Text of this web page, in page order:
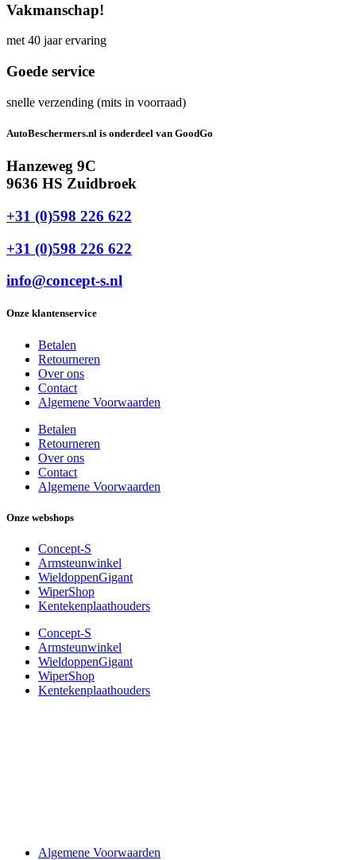
Vakmanschap!
met 40 jaar ervaring
Goede service
snelle verzending (mits in voorraad)
AutoBeschermers.nl is onderdeel van GoodGo
Hanzeweg 9C
9636 HS Zuidbroek
+31 (0)598 226 622
+31 (0)598 226 622
info@concept-s.nl
Onze klantenservice
Betalen
Retourneren
Over ons
Contact
Algemene Voorwaarden
Betalen
Retourneren
Over ons
Contact
Algemene Voorwaarden
Onze webshops
Concept-S
Armsteunwinkel
WieldoppenGigant
WiperShop
Kentekenplaathouders
Concept-S
Armsteunwinkel
WieldoppenGigant
WiperShop
Kentekenplaathouders
Algemene Voorwaarden